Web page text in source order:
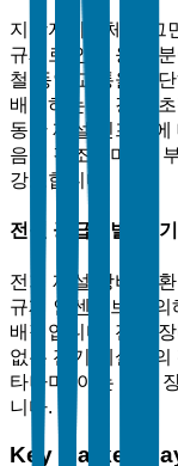
지방자치단체 세그
규제로 인해 응용
철 동안 교통을 중
배치하는 데 강한
동안 제설 인프라
음을 강조하며, 이
강조합니다.
전원 공급원별: 전기
전기 제설 장비는
규제 인센티브에 의
배적입니다. 전기
없는 전기 제설기의
타나며, 이는 전기
니다.
Key Market